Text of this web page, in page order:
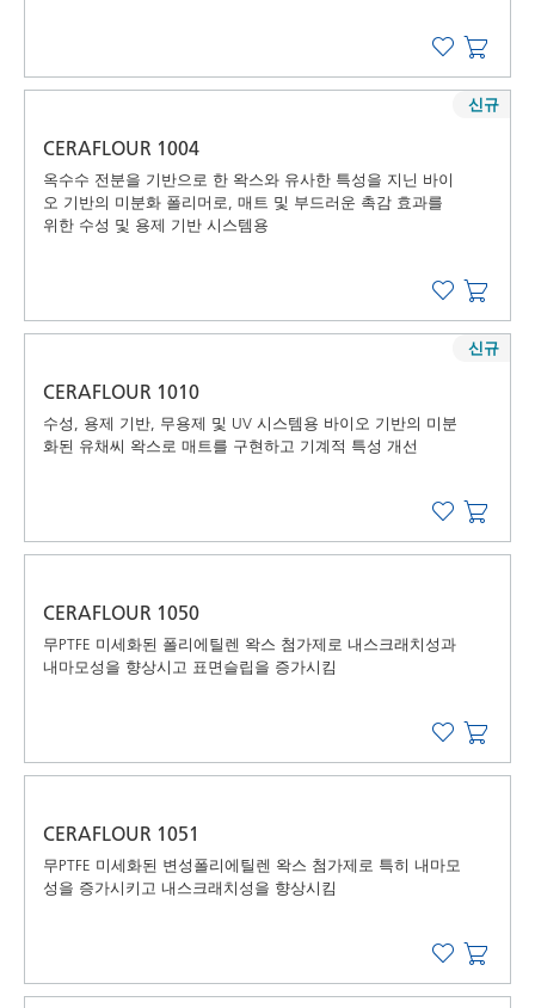
CERAFLOUR 1004
옥수수 전분을 기반으로 한 왁스와 유사한 특성을 지닌 바이
오 기반의 미분화 폴리머로, 매트 및 부드러운 촉감 효과를
위한 수성 및 용제 기반 시스템용
신규
CERAFLOUR 1010
수성, 용제 기반, 무용제 및 UV 시스템용 바이오 기반의 미분
화된 유채씨 왁스로 매트를 구현하고 기계적 특성 개선
신규
CERAFLOUR 1050
무PTFE 미세화된 폴리에틸렌 왁스 첨가제로 내스크래치성과
내마모성을 향상시고 표면슬립을 증가시킴
CERAFLOUR 1051
무PTFE 미세화된 변성폴리에틸렌 왁스 첨가제로 특히 내마모
성을 증가시키고 내스크래치성을 향상시킴